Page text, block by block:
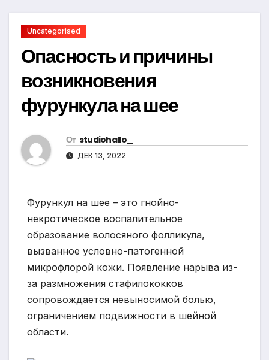
Uncategorised
Опасность и причины
возникновения
фурункула на шее
От studiohallo_
ДЕК 13, 2022
Фурункул на шее – это гнойно-
некротическое воспалительное
образование волосяного фолликула,
вызванное условно-патогенной
микрофлорой кожи. Появление нарыва из-
за размножения стафилококков
сопровождается невыносимой болью,
ограничением подвижности в шейной
области.